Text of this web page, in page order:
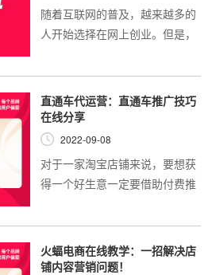
随着互联网的普及，越来越多的
人开始选择在网上创业。但是，
是一项极具挑战性的任务。为了
应对这个问题，一些代运营公司
应运而生。然而...
直通车代运营：直通车推广技巧
在线分享
2022-09-08
对于一家淘宝店铺来说，要想获
得一个好生意一定要借助付费推
家的选择，直通车的优化一直都
是商家认为的大难题，今天就来
分享一下正确的...
火蝠电商在线教学：一招解决店
铺内容营销问题！